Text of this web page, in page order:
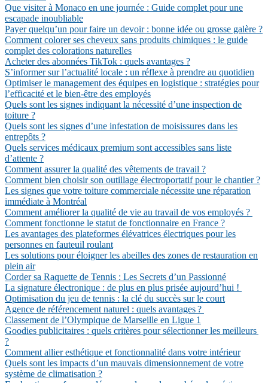
Que visiter à Monaco en une journée : Guide complet pour une
escapade inoubliable
Payer quelqu’un pour faire un devoir : bonne idée ou grosse galère ?
Comment colorer ses cheveux sans produits chimiques : le guide
complet des colorations naturelles
Acheter des abonnées TikTok : quels avantages ?
S’informer sur l’actualité locale : un réflexe à prendre au quotidien
Optimiser le management des équipes en logistique : stratégies pour
l’efficacité et le bien-être des employés
Quels sont les signes indiquant la nécessité d’une inspection de
toiture ?
Quels sont les signes d’une infestation de moisissures dans les
entrepôts ?
Quels services médicaux premium sont accessibles sans liste
d’attente ?
Comment assurer la qualité des vêtements de travail ?
Comment bien choisir son outillage électroportatif pour le chantier ?
Les signes que votre toiture commerciale nécessite une réparation
immédiate à Montréal
Comment améliorer la qualité de vie au travail de vos employés ?
Comment fonctionne le statut de fonctionnaire en France ?
Les avantages des plateformes élévatrices électriques pour les
personnes en fauteuil roulant
Les solutions pour éloigner les abeilles des zones de restauration en
plein air
Corder sa Raquette de Tennis : Les Secrets d’un Passionné
La signature électronique : de plus en plus prisée aujourd’hui !
Optimisation du jeu de tennis : la clé du succès sur le court
Agence de référencement naturel : quels avantages ?
Classement de l’Olympique de Marseille en Ligue 1
Goodies publicitaires : quels critères pour sélectionner les meilleurs
?
Comment allier esthétique et fonctionnalité dans votre intérieur
Quels sont les impacts d’un mauvais dimensionnement de votre
système de climatisation ?